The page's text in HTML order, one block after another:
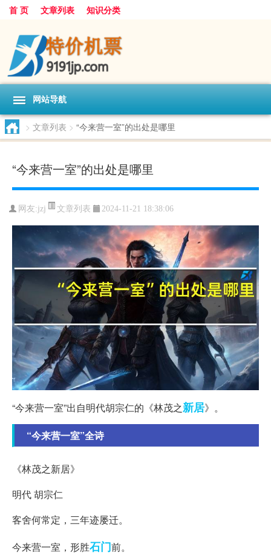
首 页 文章列表 知识分类
网站导航
> 文章列表 > “今来营一室”的出处是哪里
“今来营一室”的出处是哪里
网友:jzj 文章列表 2024-11-21 18:38:06
“今来营一室”出自明代胡宗仁的《林茂之新居》。
“今来营一室”全诗
《林茂之新居》
明代 胡宗仁
客舍何常定，三年迹屡迁。
今来营一室，形胜石门前。